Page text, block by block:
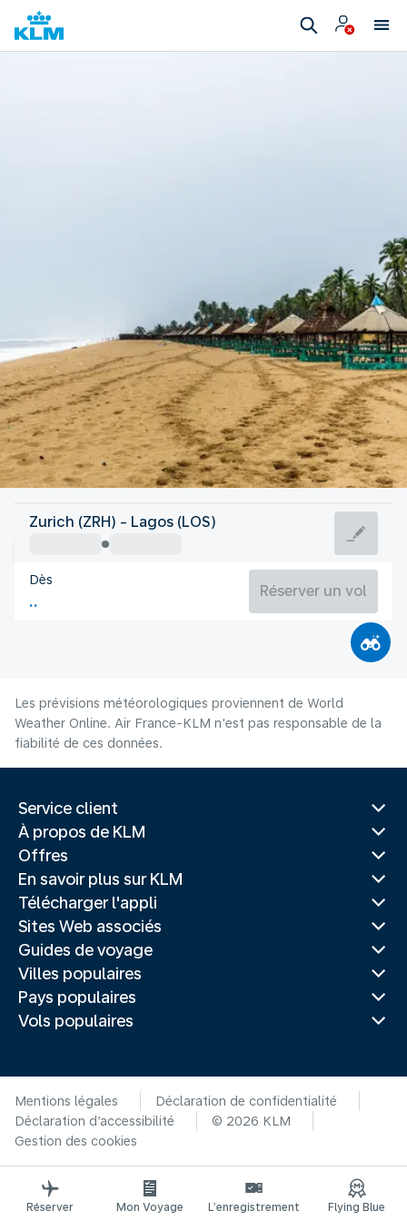
Nigeria
Lagos
Nigeria
Durée du vol
Zurich (ZRH) - Lagos (LOS)
Dès
Réserver un vol
Les prévisions météorologiques proviennent de World
Weather Online. Air France-KLM n'est pas responsable de la
fiabilité de ces données.
Service client
À propos de KLM
Offres
En savoir plus sur KLM
Télécharger l'appli
Sites Web associés
Guides de voyage
Villes populaires
Pays populaires
Vols populaires
Mentions légales
Déclaration de confidentialité
Déclaration d’accessibilité
© 2026 KLM
Gestion des cookies
Réserver Mon Voyage L’enregistrement Flying Blue